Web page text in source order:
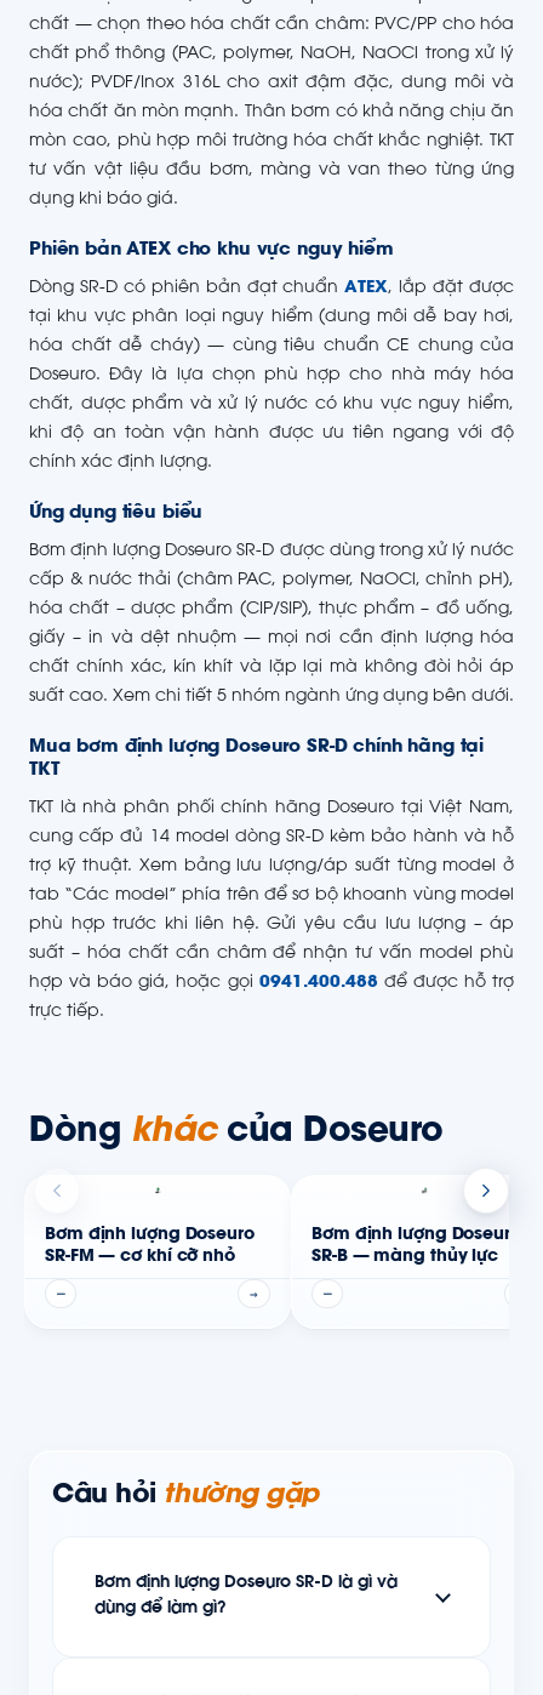
chất — chọn theo hóa chất cần châm: PVC/PP cho hóa
chất phổ thông (PAC, polymer, NaOH, NaOCl trong xử lý
nước); PVDF/Inox 316L cho axit đậm đặc, dung môi và
hóa chất ăn mòn mạnh. Thân bơm có khả năng chịu ăn
mòn cao, phù hợp môi trường hóa chất khắc nghiệt. TKT
tư vấn vật liệu đầu bơm, màng và van theo từng ứng
dụng khi báo giá.
Phiên bản ATEX cho khu vực nguy hiểm
Dòng SR-D có phiên bản đạt chuẩnATEX, lắp đặt được
tại khu vực phân loại nguy hiểm (dung môi dễ bay hơi,
hóa chất dễ cháy) — cùng tiêu chuẩn CE chung của
Doseuro. Đây là lựa chọn phù hợp cho nhà máy hóa
chất, dược phẩm và xử lý nước có khu vực nguy hiểm,
khi độ an toàn vận hành được ưu tiên ngang với độ
chính xác định lượng.
Ứng dụng tiêu biểu
Bơm định lượng Doseuro SR-D được dùng trong xử lý nước
cấp & nước thải (châm PAC, polymer, NaOCl, chỉnh pH),
hóa chất – dược phẩm (CIP/SIP), thực phẩm – đồ uống,
giấy – in và dệt nhuộm — mọi nơi cần định lượng hóa
chất chính xác, kín khít và lặp lại mà không đòi hỏi áp
suất cao. Xem chi tiết 5 nhóm ngành ứng dụng bên dưới.
Mua bơm định lượng Doseuro SR-D chính hãng tại
TKT
TKT là nhà phân phối chính hãng Doseuro tại Việt Nam,
cung cấp đủ 14 model dòng SR-D kèm bảo hành và hỗ
trợ kỹ thuật. Xem bảng lưu lượng/áp suất từng model ở
tab “Các model” phía trên để sơ bộ khoanh vùng model
phù hợp trước khi liên hệ. Gửi yêu cầu lưu lượng – áp
suất – hóa chất cần châm để nhận tư vấn model phù
hợp và báo giá, hoặc gọi 0941.400.488 để được hỗ trợ
trực tiếp.
Dòng kháccủa Doseuro
Bơm định lượng Doseuro
SR-FM — cơ khí cỡ nhỏ
— →
Bơm định lượng Doseuro
SR-B — màng thủy lực
—
Câu hỏi thường gặp
Bơm định lượng Doseuro SR-D là gì và
dùng để làm gì?